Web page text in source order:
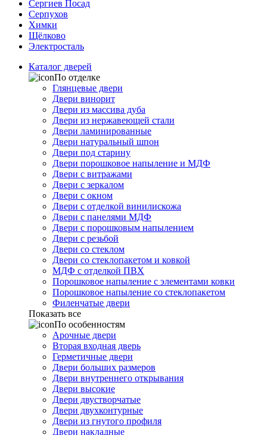
Сергиев Посад
Серпухов
Химки
Щёлково
Электросталь
Каталог дверей
По отделке
Глянцевые двери
Двери винорит
Двери из массива дуба
Двери из нержавеющей стали
Двери ламинированные
Двери натуральный шпон
Двери под старину
Двери порошковое напыление и МДФ
Двери с витражами
Двери с зеркалом
Двери с окном
Двери с отделкой винилискожа
Двери с панелями МДФ
Двери с порошковым напылением
Двери с резьбой
Двери со стеклом
Двери со стеклопакетом и ковкой
МДФ с отделкой ПВХ
Порошковое напыление с элементами ковки
Порошковое напыление со стеклопакетом
Филенчатые двери
Показать все
По особенностям
Арочные двери
Вторая входная дверь
Герметичные двери
Двери больших размеров
Двери внутреннего открывания
Двери высокие
Двери двустворчатые
Двери двухконтурные
Двери из гнутого профиля
Двери накладные